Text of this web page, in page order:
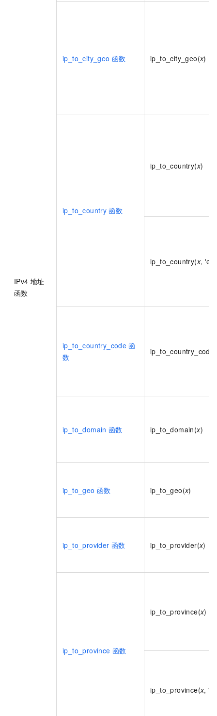
IPv4 地址
函数
ip_to_city_geo 函数 ip_to_city_geo(x)
ip_to_country 函数
ip_to_country(x)
ip_to_country(x,
ip_to_country_code 函
数
ip_to_country_code(
ip_to_domain 函数 ip_to_domain(x)
ip_to_geo 函数 ip_to_geo(x)
ip_to_provider 函数 ip_to_provider(x)
ip_to_province 函数
ip_to_province(x)
ip_to_province(x,